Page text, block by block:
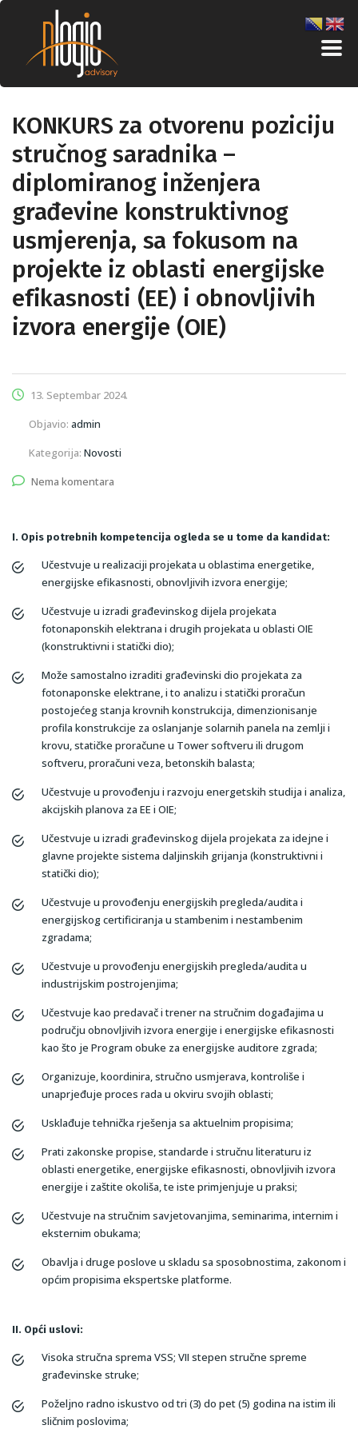
KONKURS za otvorenu poziciju
stručnog saradnika –
diplomiranog inženjera
građevine konstruktivnog
usmjerenja, sa fokusom na
projekte iz oblasti energijske
efikasnosti (EE) i obnovljivih
izvora energije (OIE)
13. Septembar 2024.
Objavio: admin
Kategorija: Novosti
Nema komentara
I. Opis potrebnih kompetencija ogleda se u tome da kandidat:
Učestvuje u realizaciji projekata u oblastima energetike,
energijske efikasnosti, obnovljivih izvora energije;
Učestvuje u izradi građevinskog dijela projekata
fotonaponskih elektrana i drugih projekata u oblasti OIE
(konstruktivni i statički dio);
Može samostalno izraditi građevinski dio projekata za
fotonaponske elektrane, i to analizu i statički proračun
postojećeg stanja krovnih konstrukcija, dimenzionisanje
profila konstrukcije za oslanjanje solarnih panela na zemlji i
krovu, statičke proračune u Tower softveru ili drugom
softveru, proračuni veza, betonskih balasta;
Učestvuje u provođenju i razvoju energetskih studija i analiza,
akcijskih planova za EE i OIE;
Učestvuje u izradi građevinskog dijela projekata za idejne i
glavne projekte sistema daljinskih grijanja (konstruktivni i
statički dio);
Učestvuje u provođenju energijskih pregleda/audita i
energijskog certificiranja u stambenim i nestambenim
zgradama;
Učestvuje u provođenju energijskih pregleda/audita u
industrijskim postrojenjima;
Učestvuje kao predavač i trener na stručnim događajima u
području obnovljivih izvora energije i energijske efikasnosti
kao što je Program obuke za energijske auditore zgrada;
Organizuje, koordinira, stručno usmjerava, kontroliše i
unaprjeđuje proces rada u okviru svojih oblasti;
Usklađuje tehnička rješenja sa aktuelnim propisima;
Prati zakonske propise, standarde i stručnu literaturu iz
oblasti energetike, energijske efikasnosti, obnovljivih izvora
energije i zaštite okoliša, te iste primjenjuje u praksi;
Učestvuje na stručnim savjetovanjima, seminarima, internim i
eksternim obukama;
Obavlja i druge poslove u skladu sa sposobnostima, zakonom i
općim propisima ekspertske platforme.
II. Opći uslovi:
Visoka stručna sprema VSS; VII stepen stručne spreme
građevinske struke;
Poželjno radno iskustvo od tri (3) do pet (5) godina na istim ili
sličnim poslovima;